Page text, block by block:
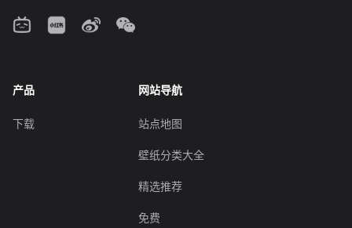
产品
下载
网站导航
站点地图
壁纸分类大全
精选推荐
免费